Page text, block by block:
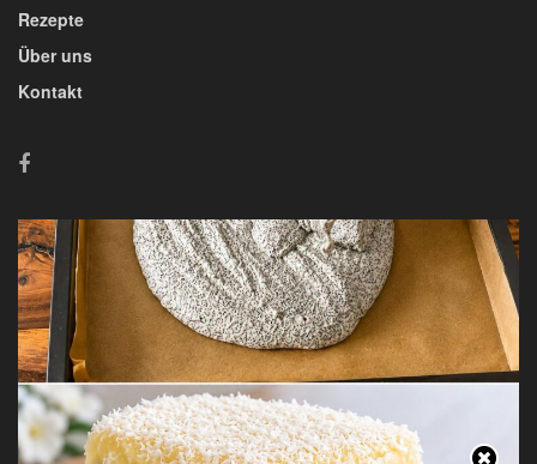
Rezepte
Über uns
Kontakt